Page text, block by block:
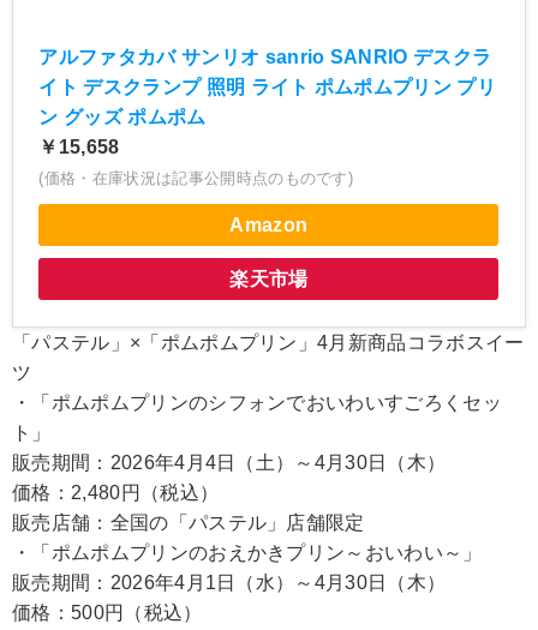
アルファタカバ サンリオ sanrio SANRIO デスクラ
イト デスクランプ 照明 ライト ポムポムプリン プリ
ン グッズ ポムポム
￥15,658
(価格・在庫状況は記事公開時点のものです)
Amazon
楽天市場
「パステル」×「ポムポムプリン」4月新商品コラボスイー
ツ
・「ポムポムプリンのシフォンでおいわいすごろくセッ
ト」
販売期間：2026年4月4日（土）～4月30日（木）
価格：2,480円（税込）
販売店舗：全国の「パステル」店舗限定
・「ポムポムプリンのおえかきプリン～おいわい～」
販売期間：2026年4月1日（水）～4月30日（木）
価格：500円（税込）